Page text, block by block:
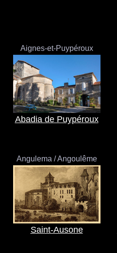
Aignes-et-Puypéroux
Abadia de Puypéroux
Angulema / Angoulême
Saint-Ausone